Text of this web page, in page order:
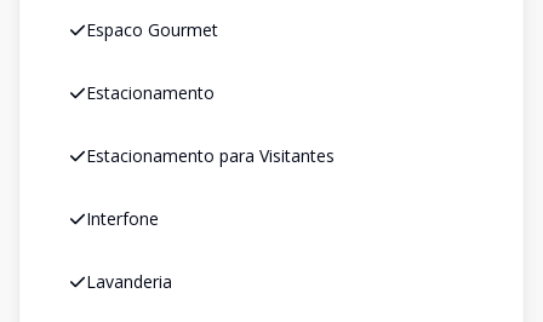
Espaco Gourmet
Estacionamento
Estacionamento para Visitantes
Interfone
Lavanderia